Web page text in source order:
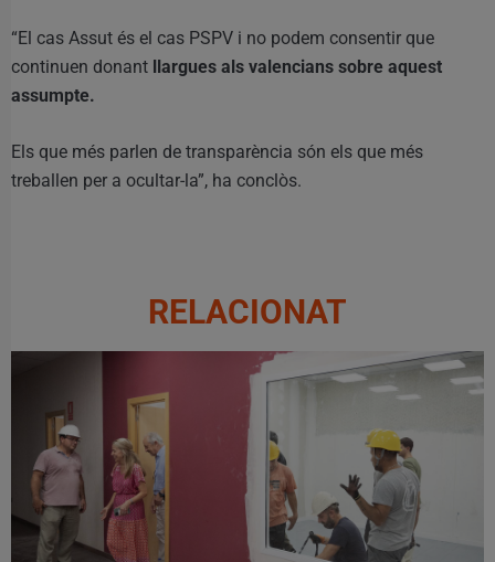
“El cas Assut és el cas PSPV i no podem consentir que
continuen donant
llargues als valencians sobre aquest
assumpte.
Els que més parlen de transparència són els que més
treballen per a ocultar-la”, ha conclòs.
RELACIONAT